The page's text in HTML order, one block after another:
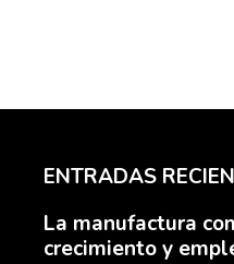
ENTRADAS
La manufactura
crecimiento y